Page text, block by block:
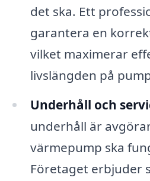
det ska. Ett
garantera en
vilket maximerar
livslängden på
Underhåll och
underhåll är
värmepump ska
Företaget erbjuder